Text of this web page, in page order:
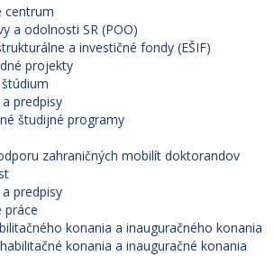
centrum
a odolnosti SR (POO)
a investičné fondy (EŠIF)
projekty
predpisy
študijné programy
zahraničných mobilít doktorandov
predpisy
práce
konania a inauguračného konania
konania a inauguračné konania